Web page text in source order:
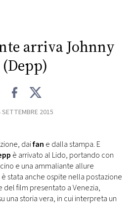
arriva Johnny
(Depp)
SETTEMBRE 2015
daifan e dalla stampa. E
è arrivato al Lido, portando con
e una ammaliante allure
stata anche ospite nella postazione
del film presentato a Venezia,
una storia vera, in cui interpreta un